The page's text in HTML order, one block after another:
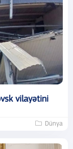
vilayətini
Dünya